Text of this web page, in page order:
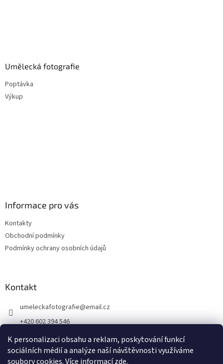
K personalizaci obsahu a reklam, poskytování funkcí
sociálních médií a analýze naší návštěvnosti využíváme
soubory cookies. Více informacízde.
Umělecká fotografie
Poptávka
Výkup
Informace pro vás
Kontakty
Obchodní podmínky
Podmínky ochrany osobních údajů
Kontakt
umeleckafotografie@email.cz
+420 602 394 546
Facebook